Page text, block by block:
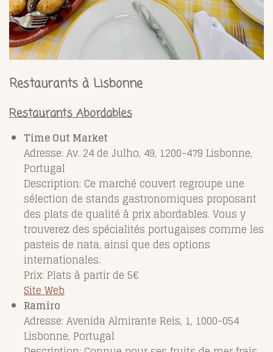
Restaurants à Lisbonne
Restaurants Abordables
Time Out Market
Adresse: Av. 24 de Julho, 49, 1200-479 Lisbonne,
Portugal
Description: Ce marché couvert regroupe une
sélection de stands gastronomiques proposant
des plats de qualité à prix abordables. Vous y
trouverez des spécialités portugaises comme les
pasteis de nata, ainsi que des options
internationales.
Prix: Plats à partir de 5€
Site Web
Ramiro
Adresse: Avenida Almirante Reis, 1, 1000-054
Lisbonne, Portugal